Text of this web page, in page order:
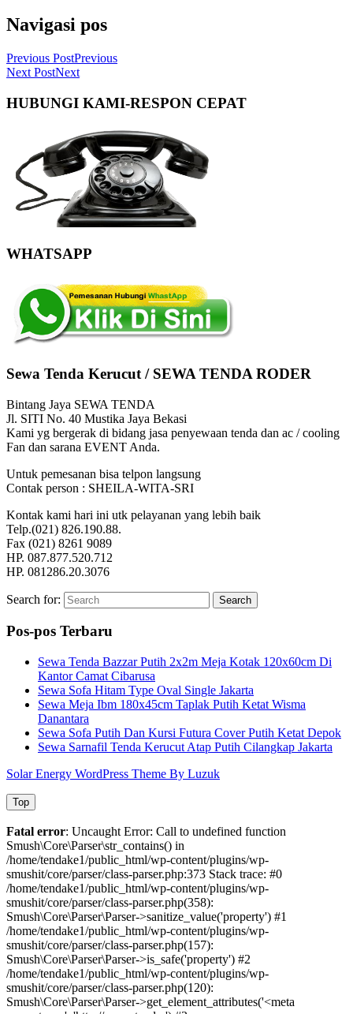
Navigasi pos
Previous PostPrevious
Next PostNext
HUBUNGI KAMI-RESPON CEPAT
WHATSAPP
Sewa Tenda Kerucut / SEWA TENDA RODER
Bintang Jaya SEWA TENDA
Jl. SITI No. 40 Mustika Jaya Bekasi
Kami yg bergerak di bidang jasa penyewaan tenda dan ac / cooling
Fan dan sarana EVENT Anda.
Untuk pemesanan bisa telpon langsung
Contak person : SHEILA-WITA-SRI
Kontak kami hari ini utk pelayanan yang lebih baik
Telp.(021) 826.190.88.
Fax (021) 8261 9089
HP. 087.877.520.712
HP. 081286.20.3076
Search for: Search
Pos-pos Terbaru
Sewa Tenda Bazzar Putih 2x2m Meja Kotak 120x60cm Di
Kantor Camat Cibarusa
Sewa Sofa Hitam Type Oval Single Jakarta
Sewa Meja Ibm 180x45cm Taplak Putih Ketat Wisma
Danantara
Sewa Sofa Putih Dan Kursi Futura Cover Putih Ketat Depok
Sewa Sarnafil Tenda Kerucut Atap Putih Cilangkap Jakarta
Solar Energy WordPress Theme By Luzuk
Top
Fatal error: Uncaught Error: Call to undefined function
Smush\Core\Parser\str_contains() in
/home/tendake1/public_html/wp-content/plugins/wp-
smushit/core/parser/class-parser.php:373 Stack trace: #0
/home/tendake1/public_html/wp-content/plugins/wp-
smushit/core/parser/class-parser.php(358):
Smush\Core\Parser\Parser->sanitize_value('property') #1
/home/tendake1/public_html/wp-content/plugins/wp-
smushit/core/parser/class-parser.php(157):
Smush\Core\Parser\Parser->is_safe('property') #2
/home/tendake1/public_html/wp-content/plugins/wp-
smushit/core/parser/class-parser.php(120):
Smush\Core\Parser\Parser->get_element_attributes('<meta